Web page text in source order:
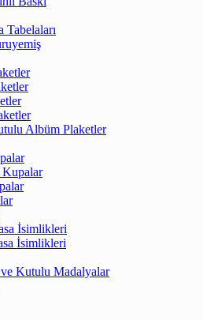
Albüm Plaketler
İsimlikleri
İsimlikleri
Kutulu Madalyalar